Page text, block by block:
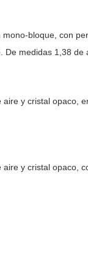
bloque, con
medidas 1,38
y cristal opaco,
y cristal opaco,